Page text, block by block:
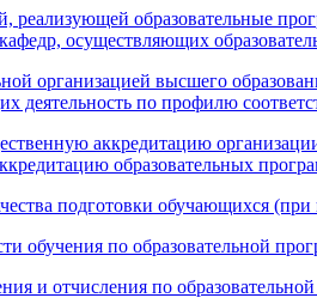
реализующей образовательные
осуществляющих
организацией высшего
деятельность по профилю
аккредитацию
образовательных
подготовки обучающихся
обучения по образовательной
и отчисления по